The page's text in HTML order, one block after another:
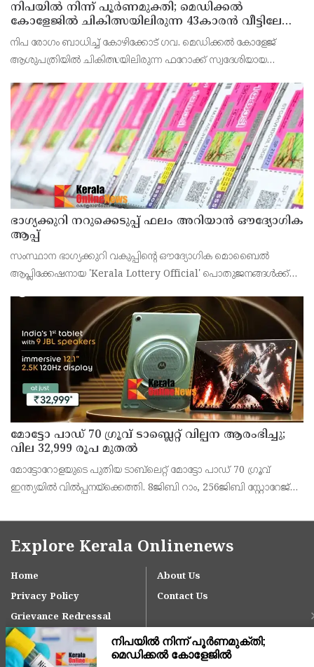
നിപയിൽ നിന്ന് പൂർണമുക്തി; മെഡിക്കൽ
കോളേജിൽ ചികിത്സയിലിരുന്ന 43കാരൻ വീട്ടിലേക്ക്
മടങ്ങി
നിപ രോഗം ബാധിച്ച് കോഴിക്കോട് ഗവ. മെഡിക്കൽ കോളേജ്
ആശുപത്രിയിൽ ചികിത്സയിലിരുന്ന ഫറോക്ക് സ്വദേശിയായ
ഭാഗ്യക്കുറി നറുക്കെടുപ്പ് ഫലം അറിയാൻ ഔദ്യോഗിക
ആപ്പ്
സംസ്ഥാന ഭാഗ്യക്കുറി വകുപ്പിന്റെ ഔദ്യോഗിക മൊബൈൽ
ആപ്ലിക്കേഷനായ 'Kerala Lottery Official' പൊതുജനങ്ങൾക്ക്
അഞ്ജു കെ എസ് അറിയിച്ചു.
മോട്ടോ പാഡ് 70 ഗ്രൂവ് ടാബ്ലെറ്റ് വില്പന ആരംഭിച്ചു;
വില 32,999 രൂപ മുതൽ
മോട്ടോറോളയുടെ പുതിയ ടാബ്‌ലെറ്റ് മോട്ടോ പാഡ് 70 ഗ്രൂവ്
ഇന്ത്യയിൽ വിൽപ്പനയ്‌ക്കെത്തി. 8ജിബി റാം, 256ജിബി സ്റ്റോറേജ്
ഉൾപ്പെടെ 32,999 രൂപയാണ് ഫലപ്രദമായ
Explore Kerala Onlinenews
Home
About Us
Privacy Policy
Contact Us
Grievance Redressal